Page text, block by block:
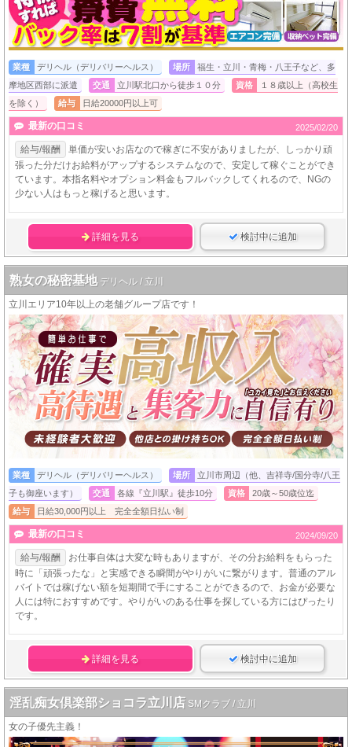
業種 デリヘル（デリバリーヘルス） 場所
福生・立川・青梅・八王子など、多
摩地区西部に派遣
交通 立川駅北口から徒歩１０分 資格
１８歳以上（高校生
を除く）
給与 日給20000円以上可
最新の口コミ 2025/02/20
給与/報酬
単価が安いお店なので稼ぎに不安がありましたが、しっかり頑
張った分だけお給料がアップするシステムなので、安定して稼ぐことができ
ています。本指名料やオプション料金もフルバックしてくれるので、NGの
少ない人はもっと稼げると思います。
詳細を見る 検討中に追加
熟女の秘密基地 デリヘル / 立川
立川エリア10年以上の老舗グループ店です！
業種 デリヘル（デリバリーヘルス） 場所
立川市周辺（他、吉祥寺/国分寺/八王
子も御座います）
交通 各線『立川駅』徒歩10分 資格
20歳～50歳位迄
給与
日給30,000円以上 完全全額日払い制
最新の口コミ 2024/09/20
給与/報酬
お仕事自体は大変な時もありますが、その分お給料をもらった
時に「頑張ったな」と実感できる瞬間がやりがいに繋がります。普通のアル
バイトでは稼げない額を短期間で手にすることができるので、お金が必要な
人には特におすすめです。やりがいのある仕事を探している方にはぴったり
です。
詳細を見る 検討中に追加
淫乱痴女倶楽部ショコラ立川店 SMクラブ / 立川
女の子優先主義！